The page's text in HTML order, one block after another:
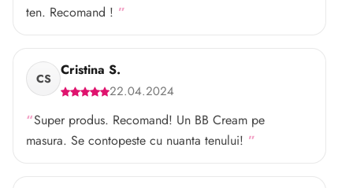
ten. Recomand !
CS Cristina S.
22.04.2024
Super produs. Recomand! Un BB Cream pe
masura. Se contopeste cu nuanta tenului!